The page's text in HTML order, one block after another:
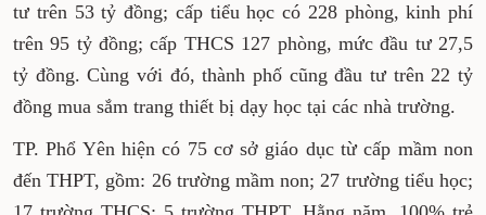
tư trên 53 tỷ đồng; cấp tiểu học có 228 phòng, kinh phí
trên 95 tỷ đồng; cấp THCS 127 phòng, mức đầu tư 27,5
tỷ đồng. Cùng với đó, thành phố cũng đầu tư trên 22 tỷ
đồng mua sắm trang thiết bị dạy học tại các nhà trường.
TP. Phổ Yên hiện có 75 cơ sở giáo dục từ cấp mầm non
đến THPT, gồm: 26 trường mầm non; 27 trường tiểu học;